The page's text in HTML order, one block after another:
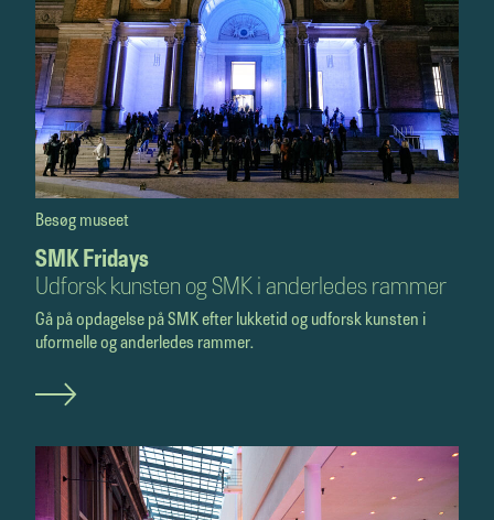
Besøg museet
SMK Fridays
Udforsk kunsten og SMK i anderledes rammer
Gå på opdagelse på SMK efter lukketid og udforsk kunsten i
uformelle og anderledes rammer.